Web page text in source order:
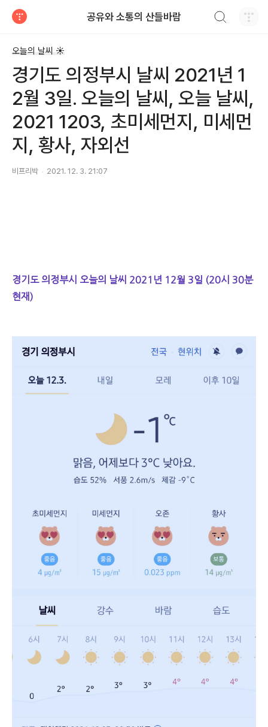
공유와 소통의 산들바람
오늘의 날씨 ☀
경기도 의정부시 날씨 2021년 1
2월 3일. 오늘의 날씨, 오늘 날씨,
2021 1203, 초미세먼지, 미세먼
지, 황사, 자외선
비프리박 2021. 12. 3. 21:07
경기도 의정부시 오늘의 날씨 2021년 12월 3일 (20시 30분
현재)